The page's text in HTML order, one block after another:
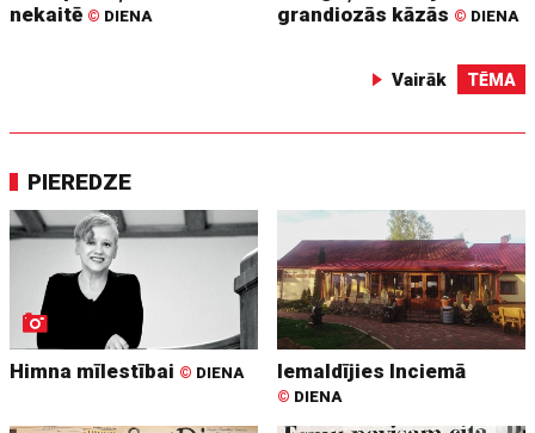
nekaitē © DIENA
grandiozās kāzās © DIENA
Vairāk TĒMA
PIEREDZE
Himna mīlestībai © DIENA Iemaldījies Inciemā
© DIENA